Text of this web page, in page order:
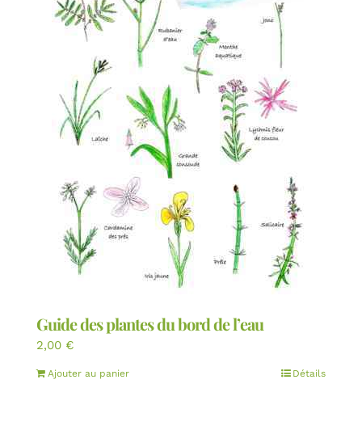
Guide des plantes du bord de l’eau
2,00 €
Ajouter au panier Détails